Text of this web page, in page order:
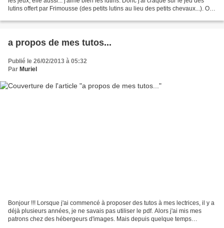
lutins offert par Frimousse (des petits lutins au lieu des petits chevaux...). On
a propos de mes tutos...
Publié le 26/02/2013 à 05:32
Par Muriel
Bonjour !!! Lorsque j'ai commencé à proposer des tutos à mes lectrices, il y a
déjà plusieurs années, je ne savais pas utiliser le pdf. Alors j'ai mis mes
patrons chez des hébergeurs d'images. Mais depuis quelque temps